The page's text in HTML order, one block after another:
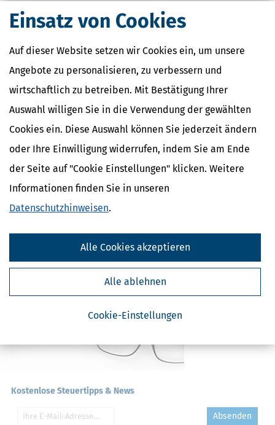
Einsatz von Cookies
Auf dieser Website setzen wir Cookies ein, um unsere
Angebote zu personalisieren, zu verbessern und
wirtschaftlich zu betreiben. Mit Bestätigung Ihrer
Auswahl willigen Sie in die Verwendung der gewählten
Cookies ein. Diese Auswahl können Sie jederzeit ändern
oder Ihre Einwilligung widerrufen, indem Sie am Ende
der Seite auf "Cookie Einstellungen" klicken. Weitere
Informationen finden Sie in unseren
Datenschutzhinweisen.
Cookie-Einstellungen
Alle ablehnen
Alle Cookies akzeptieren
Finanzamt & Formalitäten
Selbstständigkeit
Verwandte Lexikon-Begriffe
Kapitalertragsteuer Freibetrag -
Definition und Erklärung
CO2-Steuer - Was ist das?
Kapitalertragsteuer - Definition und
Erklärung
NACHDiGAL
Kommission
Kostenlose Steuertipps & News
Absenden